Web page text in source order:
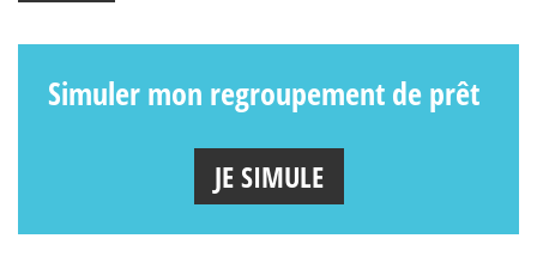
Simuler mon regroupement de prêt
JE SIMULE